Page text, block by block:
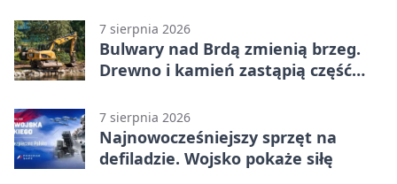
7 sierpnia 2026
Bulwary nad Brdą zmienią brzeg.
Drewno i kamień zastąpią część
7 sierpnia 2026
Najnowocześniejszy sprzęt na
defiladzie. Wojsko pokaże siłę